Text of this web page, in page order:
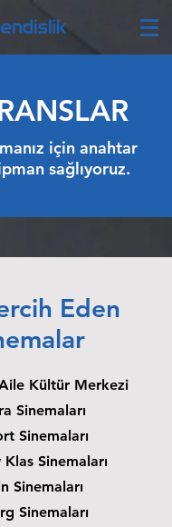
için anahtar
sağlıyoruz.
Eden
Kültür Merkezi
Sinemaları
Sinemaları
Sinemaları
Sinemaları
Sinemaları